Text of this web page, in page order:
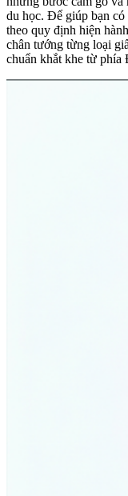
du học. Để giúp bạn có
theo quy định hiện
chân tướng từng loại
chuẩn khắt khe từ phía